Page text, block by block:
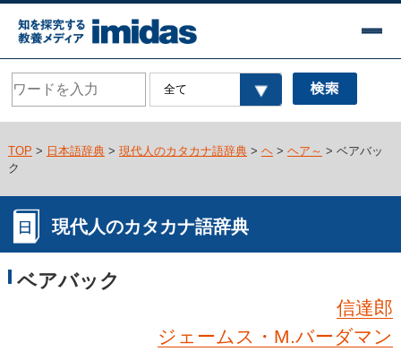
TOP > 日本語辞典> 現代人のカタカナ語辞典> ヘ> ヘア～ > ベアバッ
ク
現代人のカタカナ語辞典
ベアバック
信達郎
ジェームス・M.バーダマン